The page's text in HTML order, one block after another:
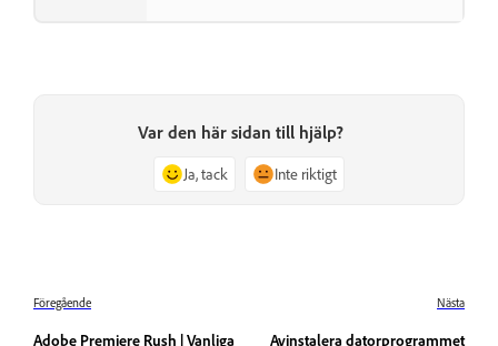
Var den här sidan till hjälp?
Ja, tack Inte riktigt
Föregående
Adobe Premiere Rush | Vanliga
Nästa
Avinstalera datorprogrammet